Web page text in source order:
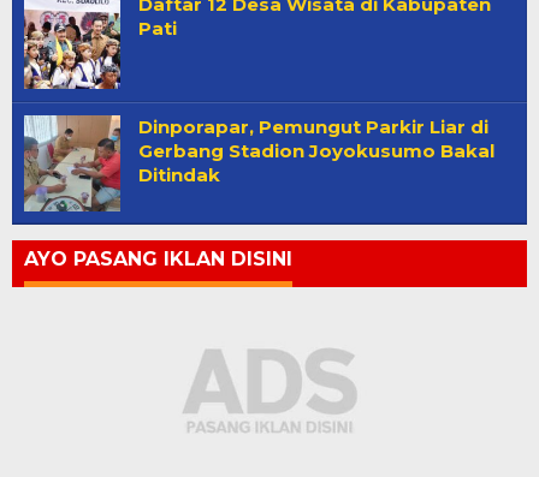
Pati
Dinporapar, Pemungut Parkir Liar di
Gerbang Stadion Joyokusumo Bakal
Ditindak
AYO PASANG IKLAN DISINI